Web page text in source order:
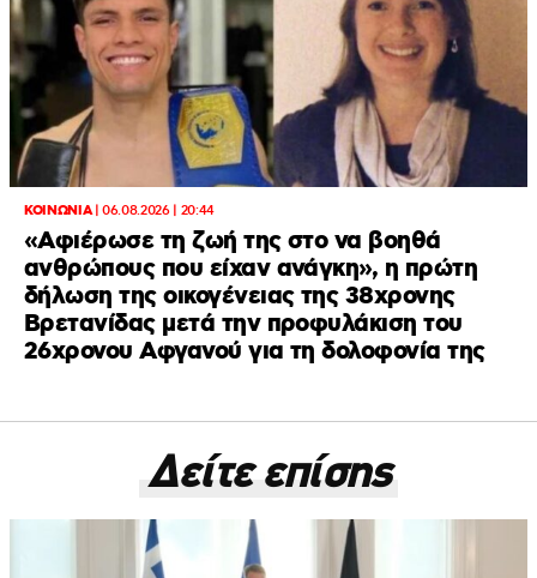
ΚΟΙΝΩΝΙΑ|06.08.2026 | 20:44
«Αφιέρωσε τη ζωή της στο να βοηθά
ανθρώπους που είχαν ανάγκη», η πρώτη
δήλωση της οικογένειας της 38χρονης
Βρετανίδας μετά την προφυλάκιση του
26χρονου Αφγανού για τη δολοφονία της
Δείτε επίσης